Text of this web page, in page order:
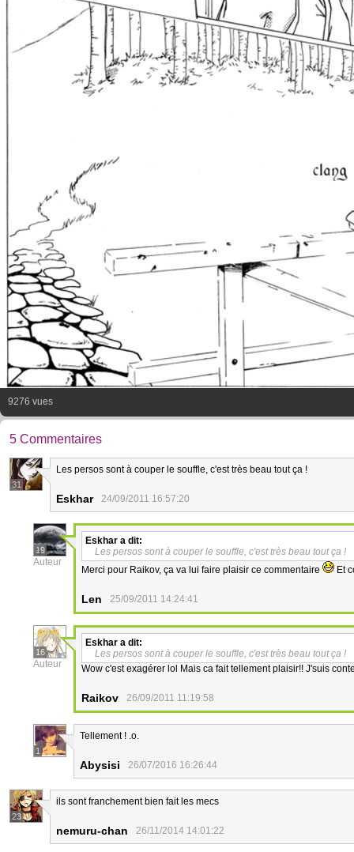
9276 vues
5 Commentaires
31
Les persos sont à couper le souffle, c'est très beau tout ça !
Eskhar 24/09/2011 16:57:20
19
Auteur
Eskhar a dit:
Les persos sont à couper le souffle, c'est très beau tout ça !
Merci pour Raikov, ça va lui faire plaisir ce commentaire
Et
Len 25/09/2011 14:24:41
16
Auteur
Eskhar a dit:
Les persos sont à couper le souffle, c'est très beau tout ça !
Wow c'est exagérer lol Mais ca fait tellement plaisir!! J'suis
Raikov 26/09/2011 11:19:58
1
Tellement ! .o.
Abysisi 26/07/2016 16:26:44
23
ils sont franchement bien fait les mecs
nemuru-chan 26/11/2014 14:01:22